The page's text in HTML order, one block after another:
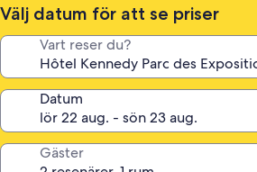
boende
Välj datum för att se priser
Vart reser du?
Datum
Gäster